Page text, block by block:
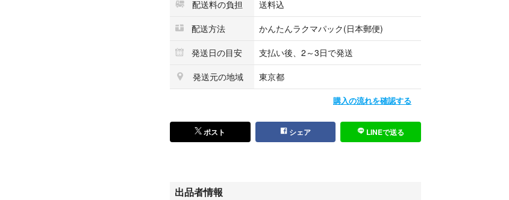
#パピリーヒルズ #forpetsonly
#Wooflink #ウーフリンク #crazyboo #フィフィ&ロメオ アトリエgg
#fourpetsonly DOGDEPT ディーオージー アトリエGG ルナブルー
#ピンクゴールド アトリエジジ
ス お着替えシリーズ パピリーヒルズ プエルト
リュバンドール ウーフリンク
バディベルト グラマーイズム ミントタン
配送料の負担
送料込
配送方法
かんたんラクマパック(日本郵便)
発送日の目安
支払い後、2～3日で発送
発送元の地域
東京都
購入の流れを確認する
ポスト シェア LINEで送る
出品者情報